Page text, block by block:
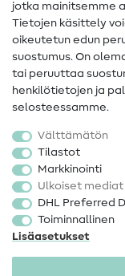
Tietoa
FAQ
Peruutusoikeus
Suosittu
Kankaat
Ompelutarvikkeet
Ale
jotka mainitsemme
Tietojen käsittely
oikeutetun edun
suostumus. On
tai peruuttaa
henkilötietojen ja
selosteessamme.
Välttämätön
Tilastot
Markkinointi
Ulkoiset mediat
DHL Preferred
Toiminnallinen
Lisäasetukset